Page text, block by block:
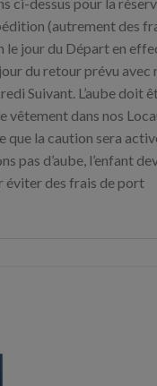
(autrement des
le jour du Départ en
du retour prévu
Suivant. L’aube
dans nos
la caution sera
pas d’aube,
éviter des frais de port